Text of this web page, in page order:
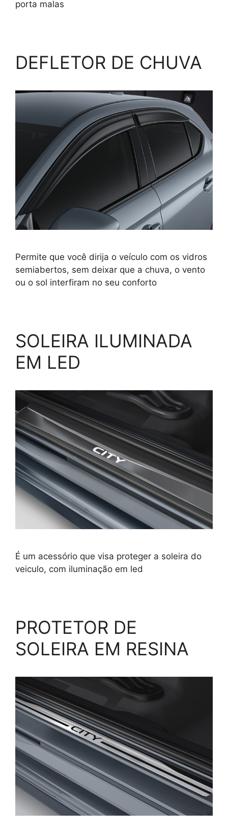
porta malas
DEFLETOR DE CHUVA
Permite que você dirija o veículo com os vidros
semiabertos, sem deixar que a chuva, o vento
ou o sol interfiram no seu conforto
SOLEIRA ILUMINADA
EM LED
É um acessório que visa proteger a soleira do
veiculo, com iluminação em led
PROTETOR DE
SOLEIRA EM RESINA